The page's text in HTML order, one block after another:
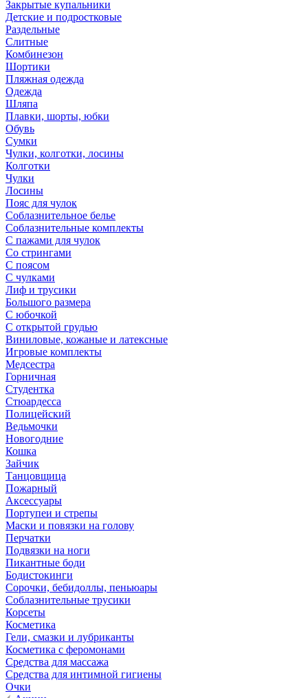
Закрытые купальники
Детские и подростковые
Раздельные
Слитные
Комбинезон
Шортики
Пляжная одежда
Одежда
Шляпа
Плавки, шорты, юбки
Обувь
Сумки
Чулки, колготки, лосины
Колготки
Чулки
Лосины
Пояс для чулок
Соблазнительное белье
Соблазнительные комплекты
С пажами для чулок
Со стрингами
С поясом
С чулками
Лиф и трусики
Большого размера
С юбочкой
С открытой грудью
Виниловые, кожаные и латексные
Игровые комплекты
Медсестра
Горничная
Студентка
Стюардесса
Полицейский
Ведьмочки
Новогодние
Кошка
Зайчик
Танцовщица
Пожарный
Аксессуары
Портупеи и стрепы
Маски и повязки на голову
Перчатки
Подвязки на ноги
Пикантные боди
Бодистокинги
Сорочки, бебидоллы, пеньюары
Соблазнительные трусики
Корсеты
Косметика
Гели, смазки и лубриканты
Косметика с феромонами
Средства для массажа
Средства для интимной гигиены
Очки